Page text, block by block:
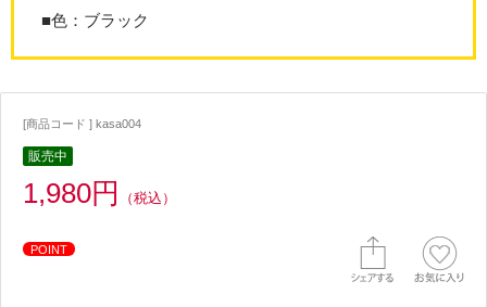
■色：ブラック
[商品コード ] kasa004
販売中
1,980円 （税込）
POINT